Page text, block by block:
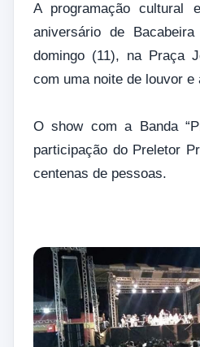
A programação cultural
aniversário de
domingo (11), na Praça
com uma noite de louvor e
O show com a Banda
participação do Preletor
centenas de pessoas.